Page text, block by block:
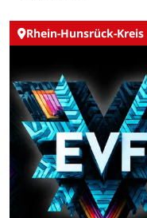
Rhein-Hunsrück-Kreis